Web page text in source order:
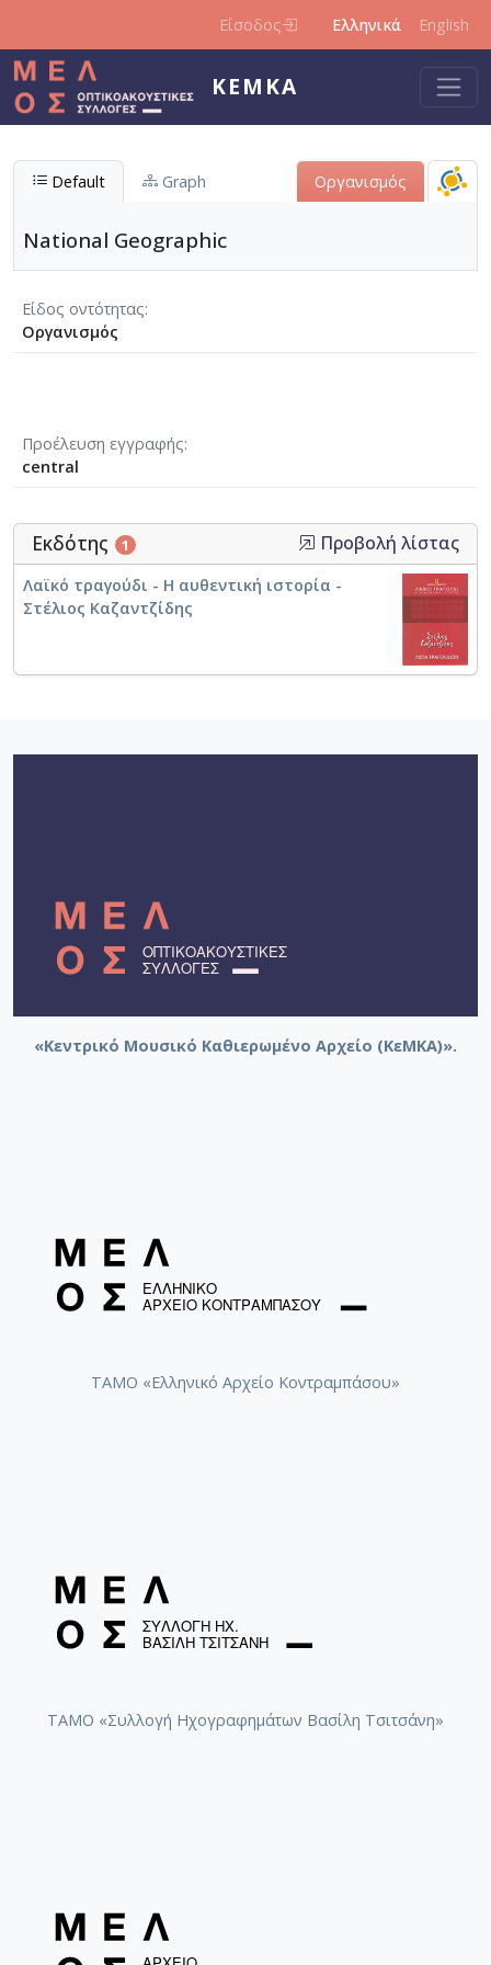
Είσοδος Ελληνικά English
ΚΕΜΚΑ
Default Graph Οργανισμός
National Geographic
Είδος οντότητας
Οργανισμός
Προέλευση εγγραφής
central
Εκδότης 1 Προβολή λίστας
Λαϊκό τραγούδι - Η αυθεντική ιστορία -
Στέλιος Καζαντζίδης
«Κεντρικό Μουσικό Καθιερωμένο Αρχείο (ΚεΜΚΑ)».
ΤΑΜΟ «Ελληνικό Αρχείο Κοντραμπάσου»
ΤΑΜΟ «Συλλογή Ηχογραφημάτων Βασίλη Τσιτσάνη»